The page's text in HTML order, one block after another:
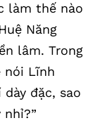
làm thế nào
Năng
lâm. Trong
nói Lĩnh
đặc, sao